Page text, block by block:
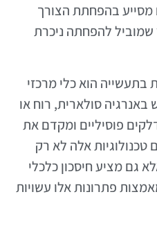
מסייע בהפחתת הצורך
להפחתה ניכרת
בתעשייה הוא כלי מרכזי
סולארית, רוח או
פוסיליים ומקדם את
טכנולוגיות אלה לא רק
גם מציע חיסכון כלכלי
פתרונות אלו עשויות